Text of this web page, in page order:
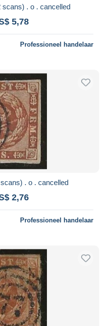
. o . cancelled
5,78
Professioneel handelaar
. o . cancelled
2,76
Professioneel handelaar